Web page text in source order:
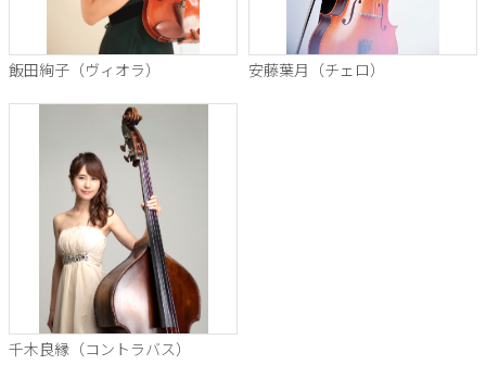
飯田絢子（ヴィオラ） 安藤葉月（チェロ）
千木良縁（コントラバス）